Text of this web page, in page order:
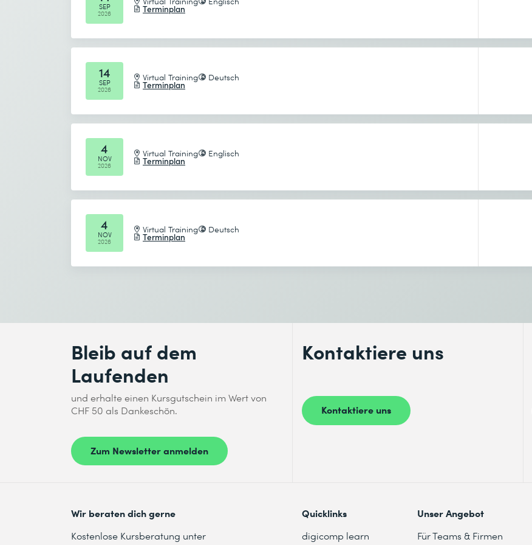
Ich habe die Datenschutzbestimmungen
Absenden
* Pflichtfelder
Ich habe die Datenschutzbestimmungen
* Pflichtfelder
SEP
2026
Terminplan
14
SEP
2026
Virtual Training Deutsch
Terminplan
4
NOV
2026
Virtual Training Englisch
Terminplan
4
NOV
2026
Virtual Training Deutsch
Terminplan
Bleib auf dem
Laufenden
und erhalte einen Kursgutschein im Wert von
CHF 50 als Dankeschön.
Zum Newsletter anmelden
Kontaktiere uns
Kontaktiere uns
Wir beraten dich gerne
Kostenlose Kursberatung unter
Quicklinks
digicomp learn
Unser Angebot
Für Teams & Firmen